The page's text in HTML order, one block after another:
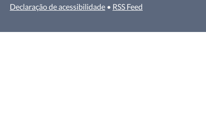
Declaração de acessibilidade • RSS Feed